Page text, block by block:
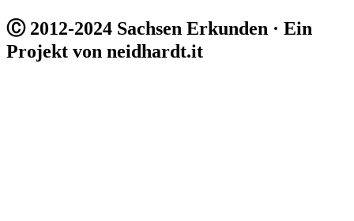
Ⓒ 2012-2024 Sachsen Erkunden · Ein
Projekt von neidhardt.it